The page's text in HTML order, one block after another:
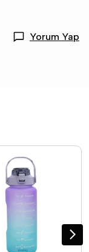
Yorum Yap